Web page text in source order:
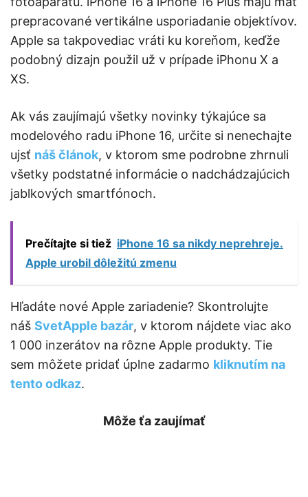
prepracované vertikálne usporiadanie objektívov.
Apple sa takpovediac vráti ku koreňom, keďže
podobný dizajn použil už v prípade iPhonu X a
XS.
Ak vás zaujímajú všetky novinky týkajúce sa
modelového radu iPhone 16, určite si nenechajte
ujsť náš článok, v ktorom sme podrobne zhrnuli
všetky podstatné informácie o nadchádzajúcich
jablkových smartfónoch.
Prečítajte si tiež iPhone 16 sa nikdy neprehreje.
Apple urobil dôležitú zmenu
Hľadáte nové Apple zariadenie? Skontrolujte
náš SvetApple bazár, v ktorom nájdete viac ako
1 000 inzerátov na rôzne Apple produkty. Tie
sem môžete pridať úplne zadarmo kliknutím na
tento odkaz.
Môže ťa zaujímať